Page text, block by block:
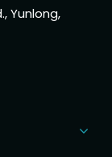
Yunlong,